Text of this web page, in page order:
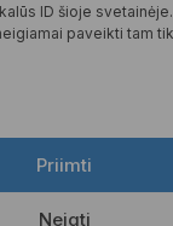
ID šioje
paveikti tam
Priimti
Neigti